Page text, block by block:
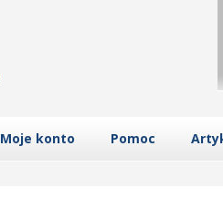
Moje konto Pomoc